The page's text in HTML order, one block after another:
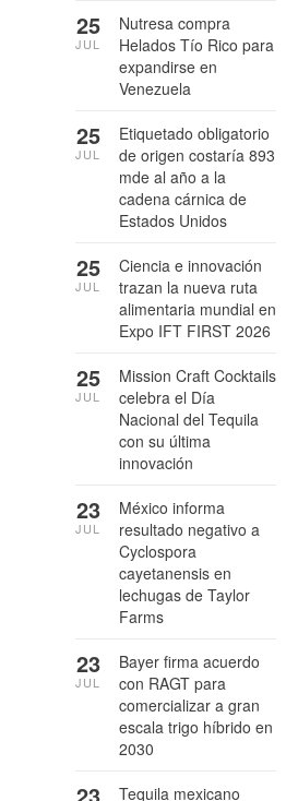
Nutresa compra
Helados Tío Rico para
expandirse en
Venezuela
25
JUL
Etiquetado obligatorio
de origen costaría 893
mde al año a la
cadena cárnica de
Estados Unidos
25
JUL
Ciencia e innovación
trazan la nueva ruta
alimentaria mundial en
Expo IFT FIRST 2026
25
JUL
Mission Craft Cocktails
celebra el Día
Nacional del Tequila
con su última
innovación
25
JUL
México informa
resultado negativo a
Cyclospora
cayetanensis en
lechugas de Taylor
Farms
23
JUL
Bayer firma acuerdo
con RAGT para
comercializar a gran
escala trigo híbrido en
2030
23
JUL
Tequila mexicano